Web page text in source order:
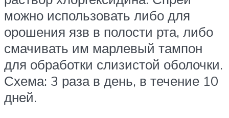
можно использовать либо для
орошения язв в полости рта, либо
смачивать им марлевый тампон
для обработки слизистой оболочки.
Схема: 3 раза в день, в течение 10
дней.